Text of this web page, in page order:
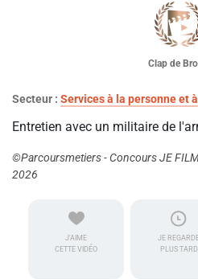
Clap de
Secteur : Services à la personne et
Entretien avec un militaire de
©Parcoursmetiers - Concours JE
2026
J'AIME
CETTE VIDÉO
JE
PLUS TARD